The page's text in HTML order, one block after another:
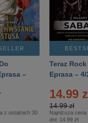
–
z ostatnich 30
Teraz Rock
Eprasa – 4/
14.99
14.99 zł
Najniższa
dni: 14.99 zł